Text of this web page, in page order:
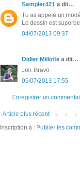
Sampler421 a dit…
Tu as appelé un
Le dessin est
04/07/2013 09:37
Didier Millotte a dit…
Joli. Bravo.
05/07/2013 17:55
Enregistrer un
Article plus récent
Inscription à : Publier les